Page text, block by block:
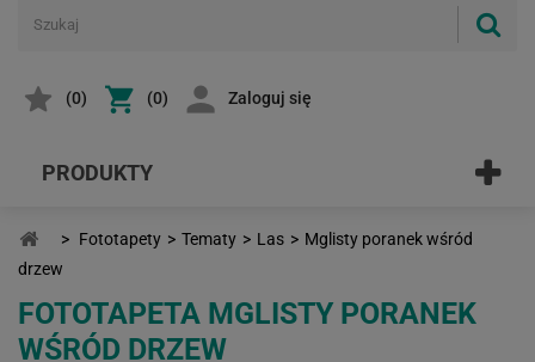
(0) (0) Zaloguj się
PRODUKTY
> Fototapety > Tematy > Las > Mglisty poranek wśród
drzew
FOTOTAPETA MGLISTY PORANEK
WŚRÓD DRZEW